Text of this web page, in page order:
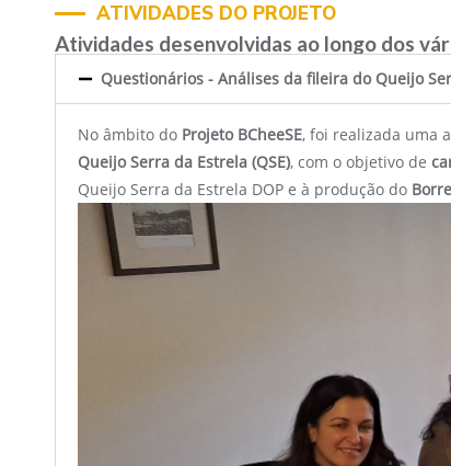
ATIVIDADES DO PROJETO
Atividades desenvolvidas ao longo dos
Questionários - Análises da fileira do Queijo
No âmbito do Projeto BCheeSE, foi realizada uma
Queijo Serra da Estrela (QSE), com o objetivo de
Queijo Serra da Estrela DOP e à produção do